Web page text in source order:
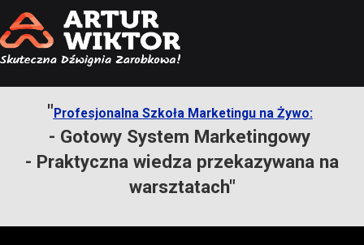
"Profesjonalna Szkoła Marketingu na Żywo:
- Gotowy System Marketingowy
- Praktyczna wiedza przekazywana na
warsztatach"